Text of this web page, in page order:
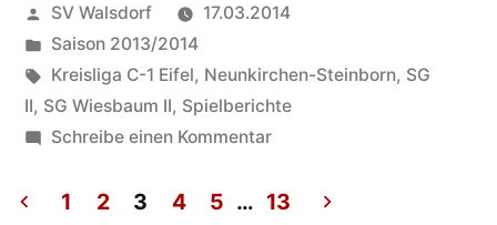
startet
mit
Auswärtssieg
ins
neue
Veröffentlicht
von
SV Walsdorf
17.03.2014
Veröffentlicht
in
Saison 2013/2014
Schlagwörter:
Kreisliga C-1 Eifel, Neunkirchen-Steinborn, SG
II, SG Wiesbaum II, Spielberichte
Schreibe einen Kommentarzu
Wiesbaum
1 2 3 4 5 … 13